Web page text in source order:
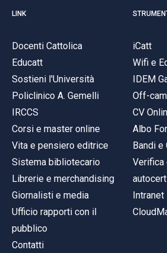
LINK
Docenti Cattolica
Educatt
Sostieni l'Università
Policlinico A. Gemelli
IRCCS
Corsi e master online
Vita e pensiero editrice
Sistema bibliotecario
Librerie e merchandising
Giornalisti e media
Ufficio rapporti con il
pubblico
Contatti
iCatt
Wifi e
IDEM
Off-
CV
Albo
Bandi e
Verifica
Intranet